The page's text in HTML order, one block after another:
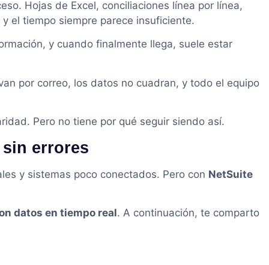
Hojas de Excel, conciliaciones línea por línea,
el tiempo siempre parece insuficiente.
y cuando finalmente llega, suele estar
por correo, los datos no cuadran, y todo el equipo
Pero no tiene por qué seguir siendo así.
errores
y sistemas poco conectados. Pero con NetSuite
datos en tiempo real. A continuación, te comparto